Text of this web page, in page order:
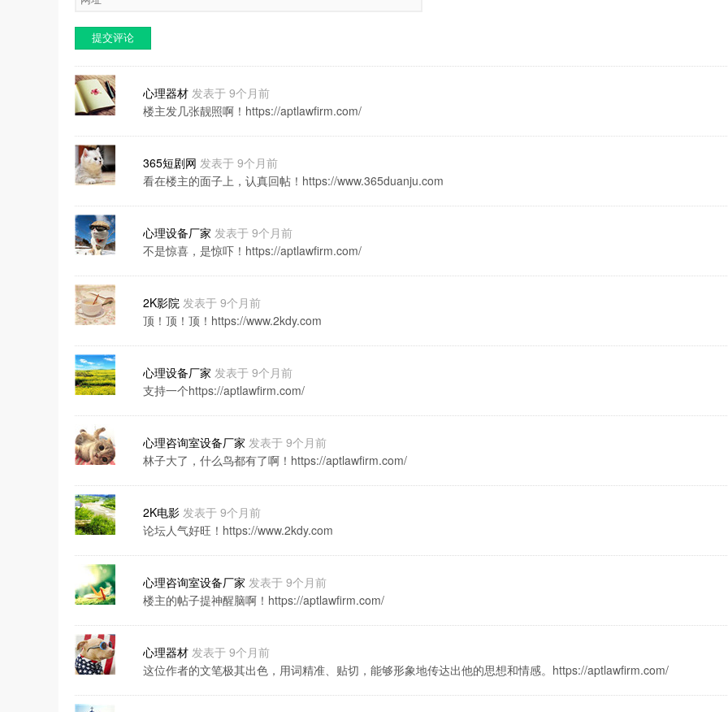
提交评论
心理器材 发表于 9个月前
楼主发几张靓照啊！https://aptlawfirm.com/
365短剧网 发表于 9个月前
看在楼主的面子上，认真回帖！https://www.365duanju.com
心理设备厂家 发表于 9个月前
不是惊喜，是惊吓！https://aptlawfirm.com/
2K影院 发表于 9个月前
顶！顶！顶！https://www.2kdy.com
心理设备厂家 发表于 9个月前
支持一个https://aptlawfirm.com/
心理咨询室设备厂家 发表于 9个月前
林子大了，什么鸟都有了啊！https://aptlawfirm.com/
2K电影 发表于 9个月前
论坛人气好旺！https://www.2kdy.com
心理咨询室设备厂家 发表于 9个月前
楼主的帖子提神醒脑啊！https://aptlawfirm.com/
心理器材 发表于 9个月前
这位作者的文笔极其出色，用词精准、贴切，能够形象地传达出他的思想和情感。https://aptlawfirm.com/